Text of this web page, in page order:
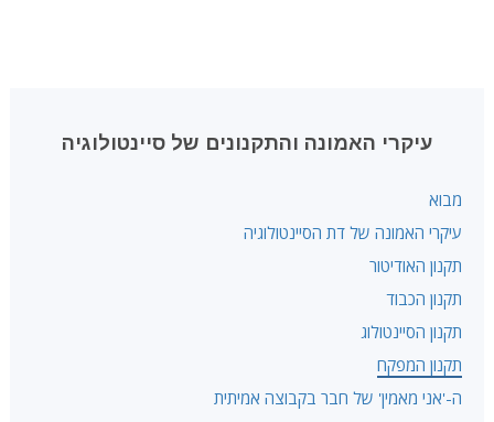
עיקרי האמונה והתקנונים של סיינטולוגיה
מבוא
עיקרי האמונה של דת הסיינטולוגיה
תקנון האודיטור
תקנון הכבוד
תקנון הסיינטולוג
תקנון המפקח
ה-'אני מאמין' של חבר בקבוצה אמיתית